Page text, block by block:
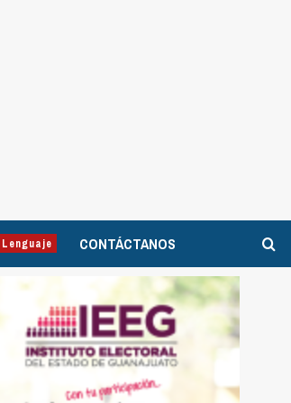
CONTÁCTANOS